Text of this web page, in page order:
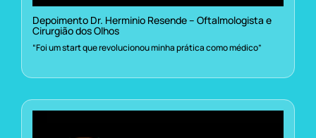
Depoimento Dr. Herminio Resende – Oftalmologista e
Cirurgião dos Olhos
“Foi um start que revolucionou minha prática como médico”